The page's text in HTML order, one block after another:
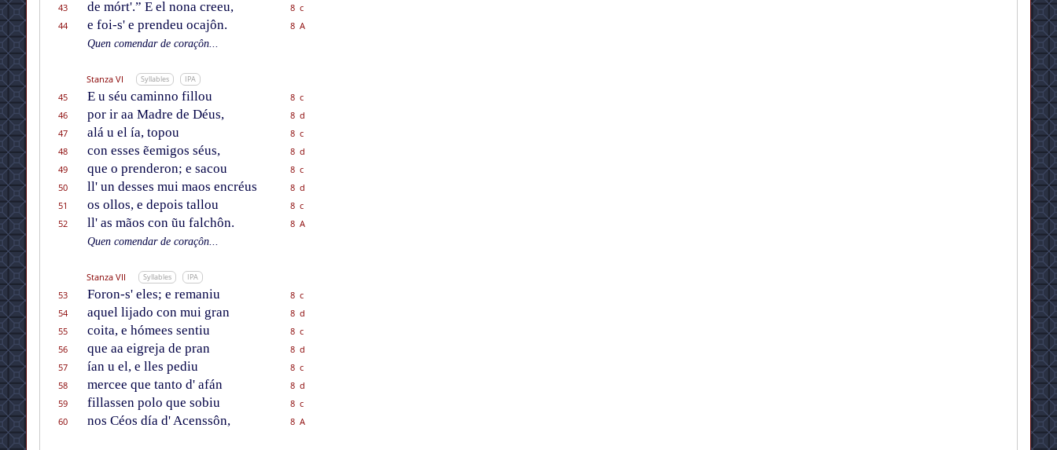
43
de mórt'.” E el nona creeu,
8 c
44
e foi-s' e prendeu ocajôn.
8 A
Quen comendar de coraçôn...
Stanza VI Syllables IPA
45 E u séu caminno fillou
8 c
46
por ir aa Madre de Déus,
8 d
47
alá u el ía, topou
8 c
48
con esses ẽemigos séus,
8 d
49
que o prenderon; e sacou
8 c
50
ll' un desses mui maos encréus
8 d
51
os ollos, e depois tallou
8 c
52
ll' as mãos con ũu falchôn.
8 A
Quen comendar de coraçôn...
Stanza VII Syllables IPA
53 Foron-s' eles; e remaniu
8 c
54
aquel lijado con mui gran
8 d
55
coita, e hómees sentiu
8 c
56
que aa eigreja de pran
8 d
57
ían u el, e lles pediu
8 c
58
mercee que tanto d' afán
8 d
59
fillassen polo que sobiu
8 c
60
nos Céos día d' Acenssôn, 8 A